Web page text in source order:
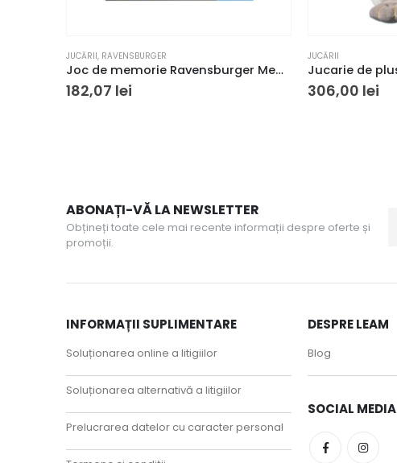
JUCĂRII, RAVENSBURGER
Joc de memorie Ravensburger Memory Batman
182,07 lei
JUCĂRII
306,00 lei
ABONAȚI-VĂ LA NEWSLETTER
Obțineți toate cele mai recente informații despre oferte și
promoții.
INFORMAȚII SUPLIMENTARE
Soluționarea online a litigiilor
Soluționarea alternativă a litigiilor
Prelucrarea datelor cu caracter personal
DESPRE LEAM
Blog
SOCIAL MEDIA